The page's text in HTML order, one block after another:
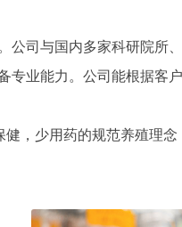
司与国内多家科研院所
专业能力。公司能根据客
，少用药的规范养殖理念